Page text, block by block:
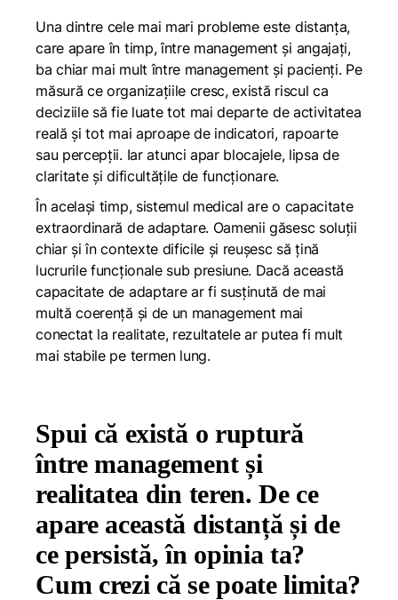
Una dintre cele mai mari probleme este distanța,
care apare în timp, între management și angajați,
ba chiar mai mult între management și pacienți. Pe
măsură ce organizațiile cresc, există riscul ca
deciziile să fie luate tot mai departe de activitatea
reală și tot mai aproape de indicatori, rapoarte
sau percepții. Iar atunci apar blocajele, lipsa de
claritate și dificultățile de funcționare.
În același timp, sistemul medical are o capacitate
extraordinară de adaptare. Oamenii găsesc soluții
chiar și în contexte dificile și reușesc să țină
lucrurile funcționale sub presiune. Dacă această
capacitate de adaptare ar fi susținută de mai
multă coerență și de un management mai
conectat la realitate, rezultatele ar putea fi mult
mai stabile pe termen lung.
Spui că există o ruptură
între management și
realitatea din teren. De ce
apare această distanță și de
ce persistă, în opinia ta?
Cum crezi că se poate limita?